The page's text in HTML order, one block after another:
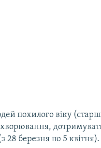
похилого віку
28 березня по 5 квітня).